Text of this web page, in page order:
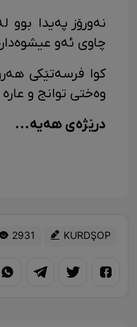
نەورۆز پەیدا
چاوی ئەو
کوا فرسەتێکی
وەختی توانج و عارە
درێژەی هەیە...
KURDŞOP 2931 بینین